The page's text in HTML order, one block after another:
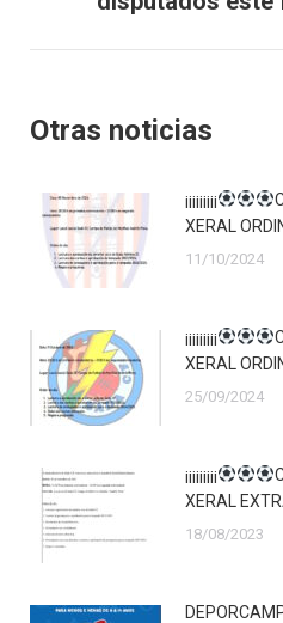
Otras noticias
¡¡¡¡¡¡¡¡¡
XERAL
11/10/2024
¡¡¡¡¡¡¡¡¡
XERAL
25/09/2024
¡¡¡¡¡¡¡¡¡
XERAL
18/08/2023